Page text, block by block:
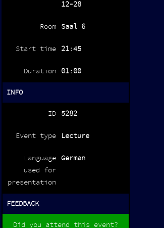
12-28
Room Saal 6
Start time 21:45
Duration 01:00
INFO
ID 5282
Event type Lecture
Language
used for
presentation
German
FEEDBACK
Did you attend this event?